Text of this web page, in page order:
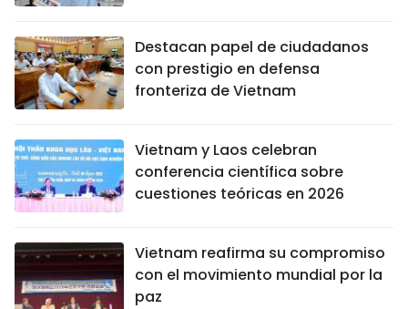
Destacan papel de ciudadanos
con prestigio en defensa
fronteriza de Vietnam
Vietnam y Laos celebran
conferencia científica sobre
cuestiones teóricas en 2026
Vietnam reafirma su compromiso
con el movimiento mundial por la
paz